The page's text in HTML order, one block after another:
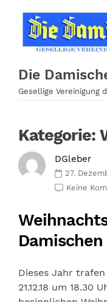
Inhalt
springen
Die
Gesellige Vereinigung
Kategorie:
DGleber
27.
Keine
Dieses Jahr
21.12.18 um 18.30